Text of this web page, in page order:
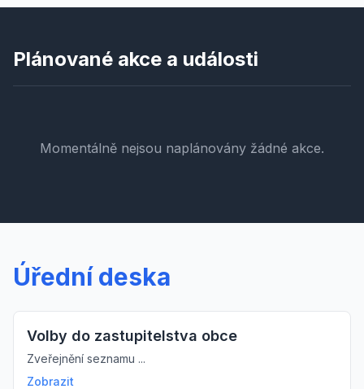
Plánované akce a události
Momentálně nejsou naplánovány žádné akce.
Úřední deska
Volby do zastupitelstva obce
Zveřejnění seznamu ...
Zobrazit